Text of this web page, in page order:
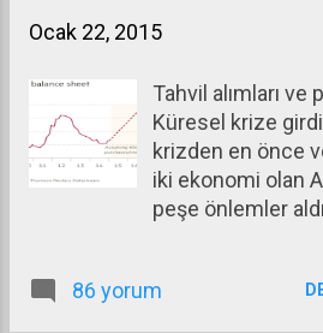
6’lar dolayındayken faizi niçin
Brezilya’nın cari açığı ve risk
büyüyor ve sonuçta dış
zorlanıyor.
Ocak 22, 2015
Tahvil alımları
Küresel krize
krizden en önce
iki ekonomi olan
peşe önlemler
veren
86 yorum